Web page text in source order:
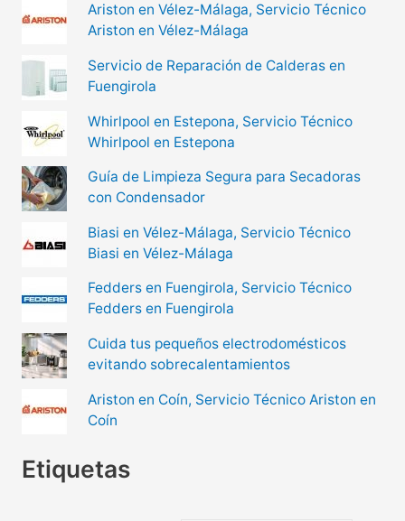
Ariston en Vélez-Málaga, Servicio Técnico
Ariston en Vélez-Málaga
Servicio de Reparación de Calderas en
Fuengirola
Whirlpool en Estepona, Servicio Técnico
Whirlpool en Estepona
Guía de Limpieza Segura para Secadoras
con Condensador
Biasi en Vélez-Málaga, Servicio Técnico
Biasi en Vélez-Málaga
Fedders en Fuengirola, Servicio Técnico
Fedders en Fuengirola
Cuida tus pequeños electrodomésticos
evitando sobrecalentamientos
Ariston en Coín, Servicio Técnico Ariston en
Coín
Etiquetas